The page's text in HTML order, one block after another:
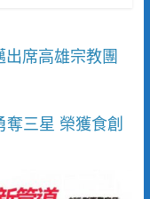
席高雄宗教團
奪三星 榮獲食創